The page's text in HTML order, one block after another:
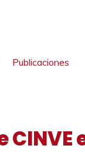
Publicaciones